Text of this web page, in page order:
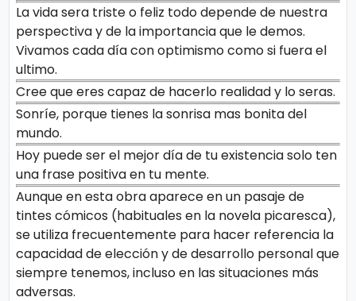
La vida sera triste o feliz todo depende de nuestra
perspectiva y de la importancia que le demos.
Vivamos cada día con optimismo como si fuera el
ultimo.
Cree que eres capaz de hacerlo realidad y lo seras.
Sonríe, porque tienes la sonrisa mas bonita del
mundo.
Hoy puede ser el mejor día de tu existencia solo ten
una frase positiva en tu mente.
Aunque en esta obra aparece en un pasaje de
tintes cómicos (habituales en la novela picaresca),
se utiliza frecuentemente para hacer referencia la
capacidad de elección y de desarrollo personal que
siempre tenemos, incluso en las situaciones más
adversas.